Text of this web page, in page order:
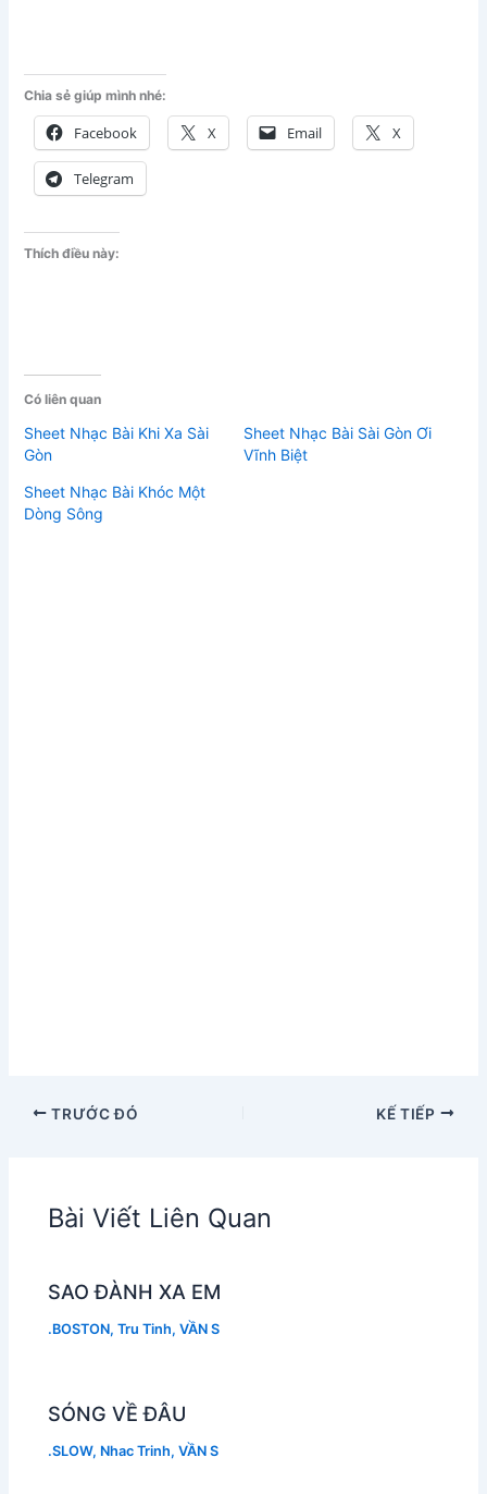
Chia sẻ giúp mình nhé:
Facebook X Email X
Telegram
Thích điều này:
Có liên quan
Sheet Nhạc Bài Khi Xa Sài
Gòn
Sheet Nhạc Bài Sài Gòn Ơi
Vĩnh Biệt
Sheet Nhạc Bài Khóc Một
Dòng Sông
TRƯỚC ĐÓ KẾ TIẾP
Bài Viết Liên Quan
SAO ĐÀNH XA EM
.BOSTON,Tru Tinh,VẦN S
SÓNG VỀ ĐÂU
.SLOW, Nhac Trinh,VẦN S